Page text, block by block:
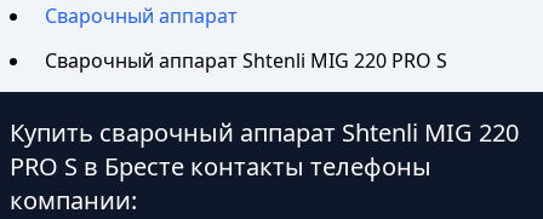
Сварочный аппарат
Сварочный аппарат Shtenli МIG 220 PRO S
Купить сварочный аппарат Shtenli МIG 220
PRO S в Бресте контакты телефоны
компании: